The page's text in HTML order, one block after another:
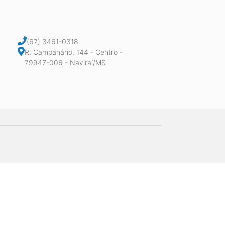
(67) 3461-0318
R. Campanário, 144 - Centro -
79947-006 - Naviraí/MS